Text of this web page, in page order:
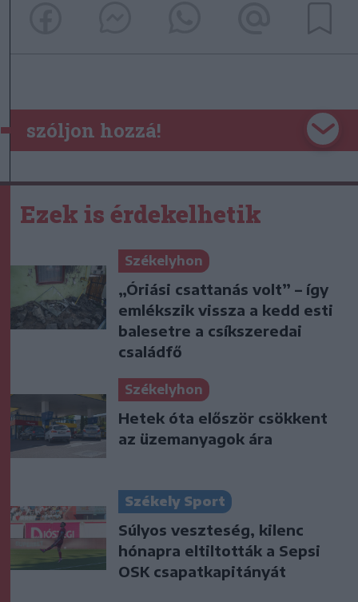
szóljon hozzá!
Ezek is érdekelhetik
Székelyhon
„Óriási csattanás volt” – így
emlékszik vissza a kedd esti
balesetre a csíkszeredai
családfő
Székelyhon
Hetek óta először csökkent
az üzemanyagok ára
Székely Sport
Súlyos veszteség, kilenc
hónapra eltiltották a Sepsi
OSK csapatkapitányát